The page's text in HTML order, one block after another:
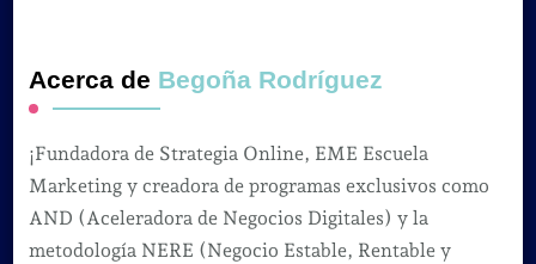
Acerca de Begoña Rodríguez
¡Fundadora de Strategia Online, EME Escuela
Marketing y creadora de programas exclusivos como
AND (Aceleradora de Negocios Digitales) y la
metodología NERE (Negocio Estable, Rentable y